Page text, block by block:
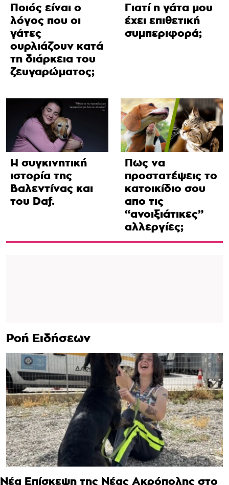
Ποιός είναι ο
λόγος που οι
γάτες
ουρλιάζουν κατά
τη διάρκεια του
ζευγαρώματος;
Γιατί η γάτα μου
έχει επιθετική
συμπεριφορά;
Η συγκινητική
ιστορία της
Βαλεντίνας και
του Daf.
Πως να
προστατέψεις το
κατοικίδιο σου
απο τις
“ανοιξιάτικες”
αλλεργίες;
Ροή Ειδήσεων
Νέα Επίσκεψη της Νέας Ακρόπολης στο